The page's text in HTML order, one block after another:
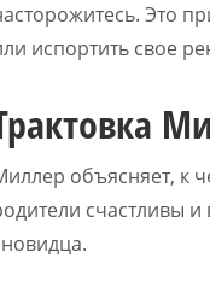
Это
испортить свое
объясняет, к
счастливы